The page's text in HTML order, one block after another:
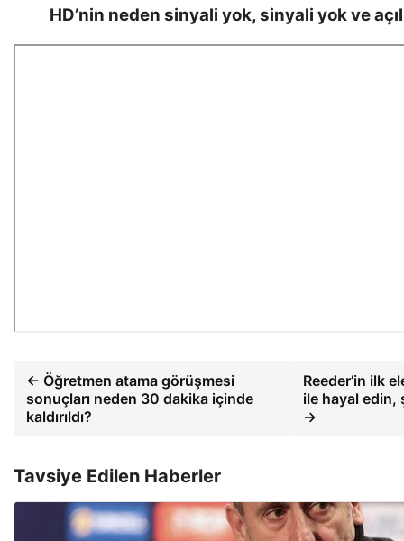
HD’nin neden sinyali yok, sinyali yok ve
← Öğretmen atama görüşmesi
sonuçları neden 30 dakika içinde
kaldırıldı?
Reeder’in ilk
ile hayal edin,
→
Tavsiye Edilen Haberler